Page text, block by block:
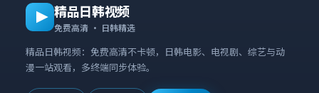
精品日韩视频
免费高清 · 日韩精选
精品日韩视频：免费高清不卡顿，日韩电影、电视剧、综艺与动
漫一站观看，多终端同步体验。